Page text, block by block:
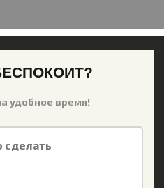
удобное время!
сделать